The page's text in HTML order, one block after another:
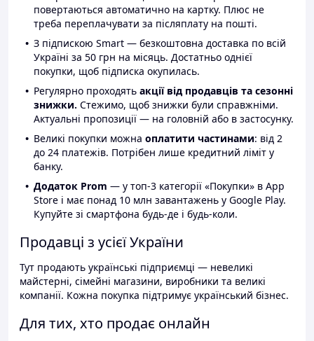
повертаються автоматично на картку. Плюс не
треба переплачувати за післяплату на пошті.
З підпискою Smart — безкоштовна доставка по всій
Україні за 50 грн на місяць. Достатньо однієї
покупки, щоб підписка окупилась.
Регулярно проходять акції від продавців та сезонні
знижки. Стежимо, щоб знижки були справжніми.
Актуальні пропозиції — на головній або в застосунку.
Великі покупки можна оплатити частинами: від 2
до 24 платежів. Потрібен лише кредитний ліміт у
банку.
Додаток Prom — у топ-3 категорії «Покупки» в App
Store і має понад 10 млн завантажень у Google Play.
Купуйте зі смартфона будь-де і будь-коли.
Продавці з усієї України
Тут продають українські підприємці — невеликі
майстерні, сімейні магазини, виробники та великі
компанії. Кожна покупка підтримує український бізнес.
Для тих, хто продає онлайн